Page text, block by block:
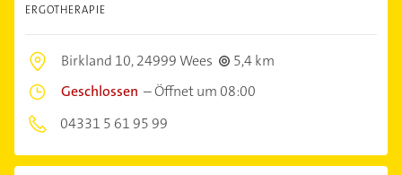
ERGOTHERAPIE
Birkland 10,24999 Wees
5,4 km
Geschlossen –Öffnet um 08:00
04331 5 61 95 99